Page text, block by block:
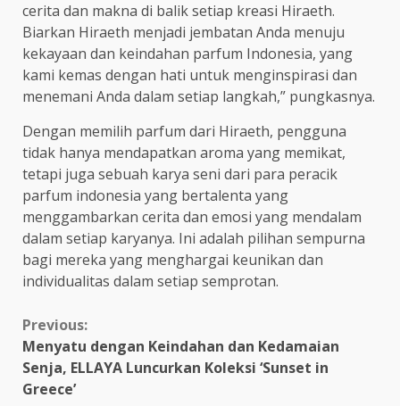
cerita dan makna di balik setiap kreasi Hiraeth.
Biarkan Hiraeth menjadi jembatan Anda menuju
kekayaan dan keindahan parfum Indonesia, yang
kami kemas dengan hati untuk menginspirasi dan
menemani Anda dalam setiap langkah,” pungkasnya.
Dengan memilih parfum dari Hiraeth, pengguna
tidak hanya mendapatkan aroma yang memikat,
tetapi juga sebuah karya seni dari para peracik
parfum indonesia yang bertalenta yang
menggambarkan cerita dan emosi yang mendalam
dalam setiap karyanya. Ini adalah pilihan sempurna
bagi mereka yang menghargai keunikan dan
individualitas dalam setiap semprotan.
Continue
Reading
Previous:
Menyatu dengan Keindahan dan Kedamaian
Senja, ELLAYA Luncurkan Koleksi ‘Sunset in
Greece’